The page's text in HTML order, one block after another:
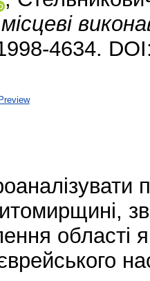
4634.
Preview
області